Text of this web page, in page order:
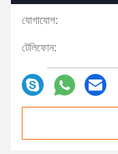
যোগাযোগ:
টেলিফোন: